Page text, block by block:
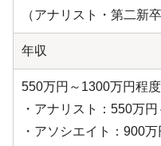
（アナリスト・第二新
年収
550万円～1300万円程度
・アナリスト：550万
・アソシエイト：900